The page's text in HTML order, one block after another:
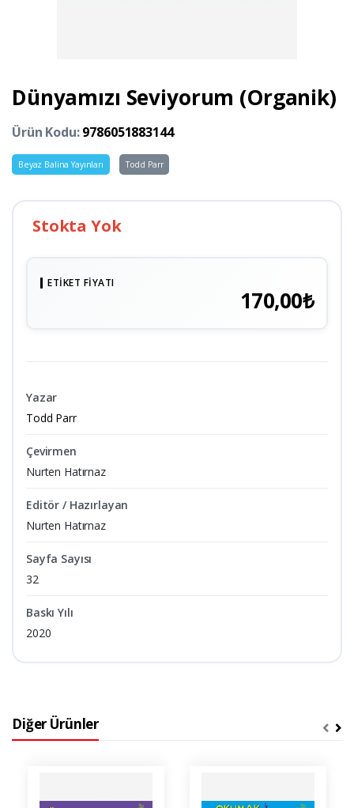
Dünyamızı Seviyorum (Organik)
Ürün Kodu:9786051883144
Beyaz Balina Yayınları Todd Parr
Stokta Yok
ETIKET FIYATI
170,00₺
Yazar
Todd Parr
Çevirmen
Nurten Hatırnaz
Editör / Hazırlayan
Nurten Hatırnaz
Sayfa Sayısı
32
Baskı Yılı
2020
Diğer Ürünler